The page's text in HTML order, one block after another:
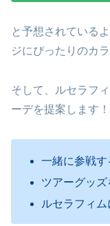
と予想されている
ジにぴったりのカ
そして、ルセラフ
ーデを提案します！
一緒に参戦
ツアーグッ
ルセラフィム